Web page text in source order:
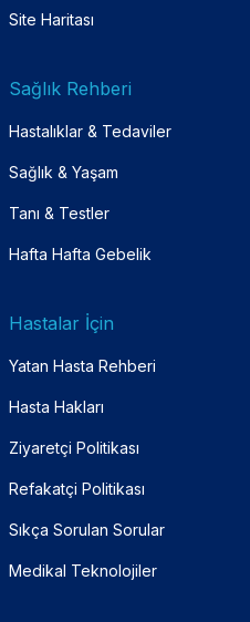
Site Haritası
Sağlık Rehberi
Hastalıklar & Tedaviler
Sağlık & Yaşam
Tanı & Testler
Hafta Hafta Gebelik
Hastalar İçin
Yatan Hasta Rehberi
Hasta Hakları
Ziyaretçi Politikası
Refakatçi Politikası
Sıkça Sorulan Sorular
Medikal Teknolojiler